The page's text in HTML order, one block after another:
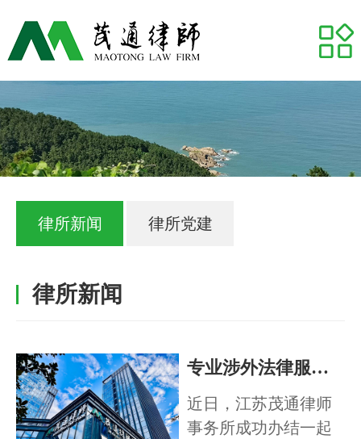
网站首页
专业领域
推荐律师
代表案例
茂通动态
茂通帮你
忙
律所新闻 律所党建
律所新闻
专业涉外法律服务显担当 高效化解跨境合同纠纷 促成中外企业持续合作
近日，江苏茂通律师
事务所成功办结一起